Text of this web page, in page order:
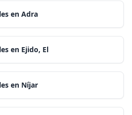
en Adra
en Ejido, El
en Níjar